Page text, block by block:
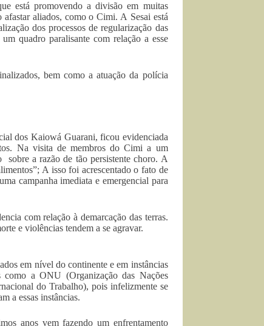
está promovendo a divisão em muitas
afastar aliados, como o Cimi. A Sesai está
dos processos de regularização das
quadro paralisante com relação a esse
bem como a atuação da polícia
dos Kaiowá Guarani, ficou evidenciada
Na visita de membros do Cimi a um
a razão de tão persistente choro. A
A isso foi acrescentado o fato de
campanha imediata e emergencial para
com relação à demarcação das terras.
e violências tendem a se agravar.
em nível do continente e em instâncias
a ONU (Organização das Nações
do Trabalho), pois infelizmente se
a essas instâncias.
anos vem fazendo um enfrentamento